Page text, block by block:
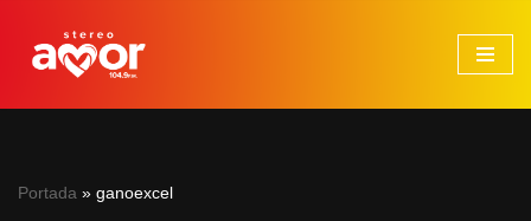
Saltar
Portada » ganoexcel